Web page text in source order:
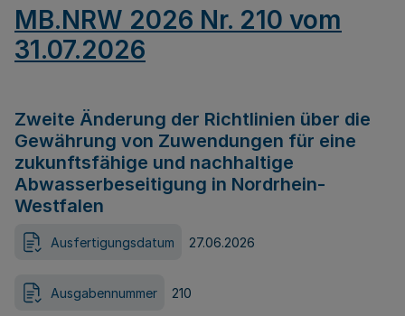
MB.NRW 2026 Nr. 210 vom
31.07.2026
Zweite Änderung der Richtlinien über die
Gewährung von Zuwendungen für eine
zukunftsfähige und nachhaltige
Abwasserbeseitigung in Nordrhein-
Westfalen
Ausfertigungsdatum 27.06.2026
Ausgabennummer 210